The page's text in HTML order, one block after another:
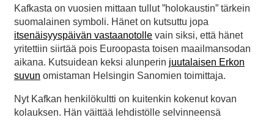
Kafkasta on vuosien mittaan tullut ”holokaustin” tärkein
suomalainen symboli. Hänet on kutsuttu jopa
itsenäisyyspäivän vastaanotolle vain siksi, että hänet
yritettiin siirtää pois Euroopasta toisen maailmansodan
aikana. Kutsuidean keksi alunperin juutalaisen Erkon
suvun omistaman Helsingin Sanomien toimittaja.
Nyt Kafkan henkilökultti on kuitenkin kokenut kovan
kolauksen. Hän väittää lehdistölle selvinneensä